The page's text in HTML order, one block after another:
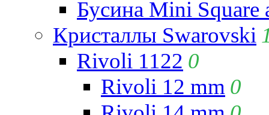
Бусина Mini Square
Кристаллы Swarovski
Rivoli 1122 0
Rivoli 12 mm 0